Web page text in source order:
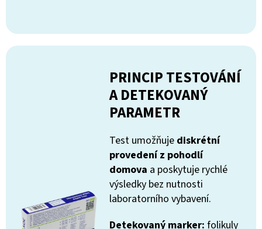
PRINCIP TESTOVÁNÍ
A DETEKOVANÝ
PARAMETR
Test umožňuje diskrétní
provedení z pohodlí
domova a poskytuje rychlé
výsledky bez nutnosti
laboratorního vybavení.
Detekovaný marker: folikuly